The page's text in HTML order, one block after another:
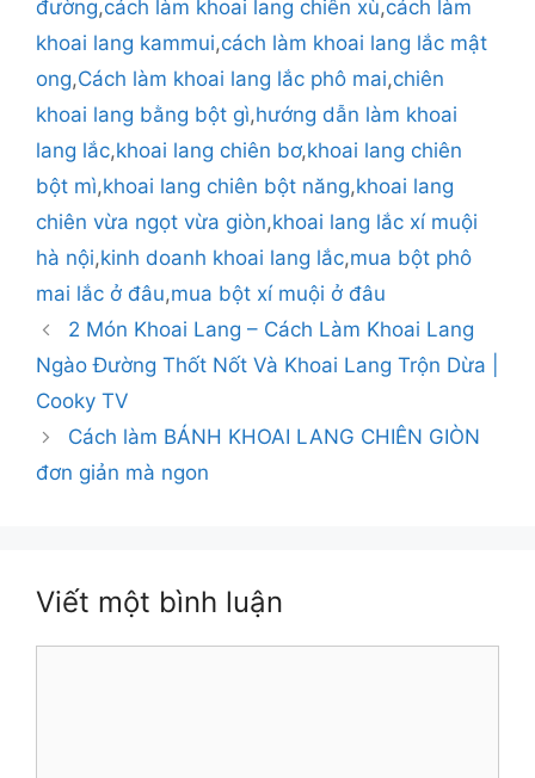
đường,cách làm khoai lang chiên xù,cách làm
khoai lang kammui,cách làm khoai lang lắc mật
ong,Cách làm khoai lang lắc phô mai,chiên
khoai lang bằng bột gì,hướng dẫn làm khoai
lang lắc,khoai lang chiên bơ,khoai lang chiên
bột mì,khoai lang chiên bột năng,khoai lang
chiên vừa ngọt vừa giòn,khoai lang lắc xí muội
hà nội,kinh doanh khoai lang lắc,mua bột phô
mai lắc ở đâu,mua bột xí muội ở đâu
2 Món Khoai Lang – Cách Làm Khoai Lang
Ngào Đường Thốt Nốt Và Khoai Lang Trộn Dừa |
Cooky TV
Cách làm BÁNH KHOAI LANG CHIÊN GIÒN
đơn giản mà ngon
Viết một bình luận